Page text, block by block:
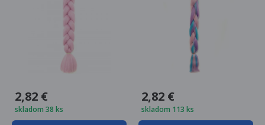
2,82 €
skladom 38 ks
2,82 €
skladom 113 ks